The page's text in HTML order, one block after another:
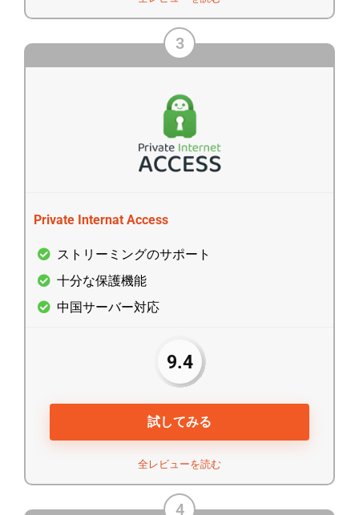
3
Private Internat Access
ストリーミングのサポート
十分な保護機能
中国サーバー対応
9.4
試してみる
全レビューを読む
4